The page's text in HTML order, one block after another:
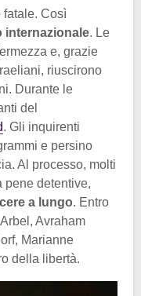
fatale. Così
internazionale. Le
e, grazie
riuscirono
Durante le
del
. Gli inquirenti
e persino
Al processo, molti
pene detentive,
a lungo. Entro
Avraham
Marianne
della libertà.